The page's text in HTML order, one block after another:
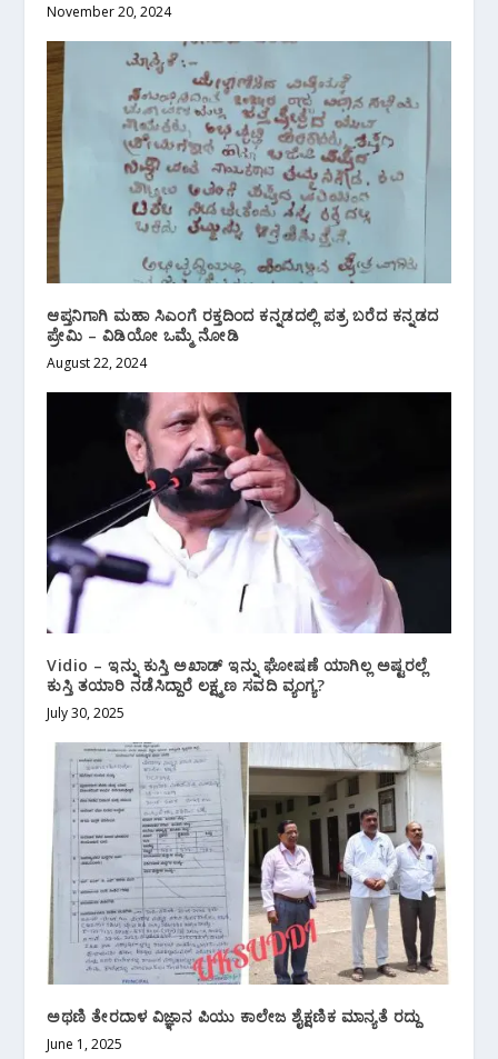
November 20, 2024
ಆಪ್ತನಿಗಾಗಿ ಮಹಾ ಸಿಎಂಗೆ ರಕ್ತದಿಂದ ಕನ್ನಡದಲ್ಲಿ ಪತ್ರ ಬರೆದ ಕನ್ನಡದ
ಪ್ರೇಮಿ – ವಿಡಿಯೋ ಒಮ್ಮೆ ನೋಡಿ
August 22, 2024
Vidio – ಇನ್ನು ಕುಸ್ತಿ ಅಖಾಡ್ ಇನ್ನು ಘೋಷಣೆ ಯಾಗಿಲ್ಲ ಅಷ್ಟರಲ್ಲೆ
ಕುಸ್ತಿ ತಯಾರಿ ನಡೆಸಿದ್ದಾರೆ ಲಕ್ಷ್ಮಣ ಸವದಿ ವ್ಯಂಗ್ಯ?
July 30, 2025
ಅಥಣಿ ತೇರದಾಳ ವಿಜ್ಞಾನ ಪಿಯು ಕಾಲೇಜ ಶೈಕ್ಷಣಿಕ ಮಾನ್ಯತೆ ರದ್ದು
June 1, 2025